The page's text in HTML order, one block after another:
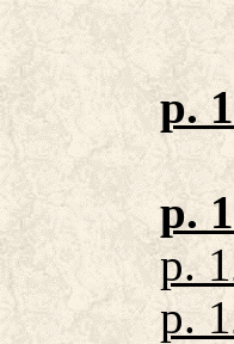
p.
p.
p.
p.